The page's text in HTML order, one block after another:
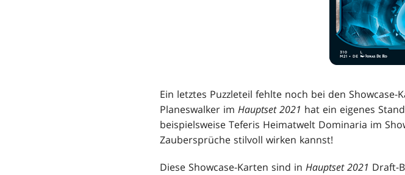
Ein letztes Puzzleteil fehlte noch bei den
Planeswalker im Hauptset 2021 hat ein eigenes
beispielsweise Teferis Heimatwelt Dominaria im
Zaubersprüche stilvoll wirken kannst!
Diese Showcase-Karten sind in Hauptset 2021 Draft-